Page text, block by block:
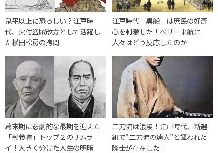
鬼平以上に恐ろしい？江戸時
代、火付盗賊改方として活躍し
た横田松房の拷問
江戸時代「黒船」は庶民の好奇
心を刺激した！ペリー来航に
人々はどう反応したのか
幕末期に悲劇的な最期を迎えた
「彰義隊」トップ２のサムラ
イ！大きく分けた人生の明暗
二刀流は浪漫！江戸時代、新選
組で”二刀流の達人”と謳われた
隊士が存在した！